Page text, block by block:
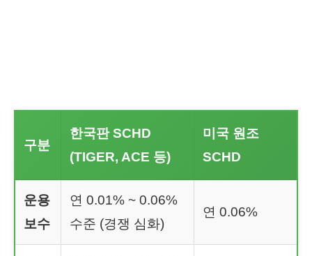
구분
한국판 SCHD
(TIGER, ACE 등)
미국 원조
SCHD
운용
보수
연 0.01% ~ 0.06%
수준 (경쟁 심화)
연 0.06%